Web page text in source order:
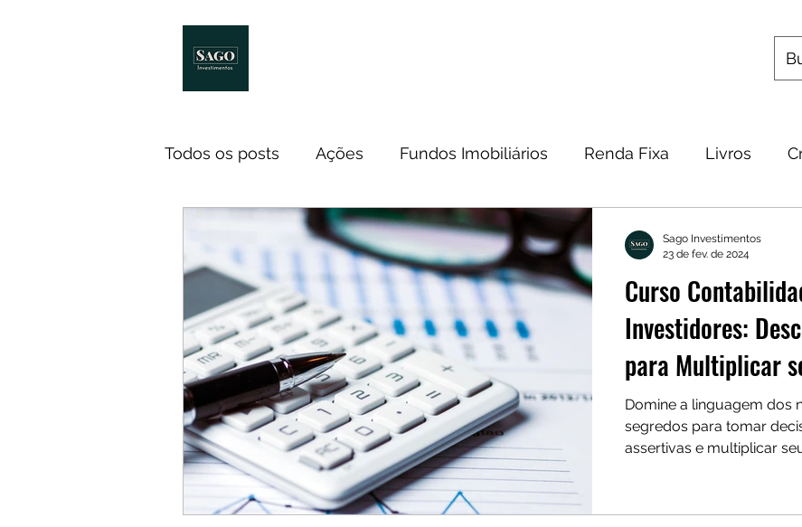
Todos os posts Ações Fundos Imobiliários Renda Fixa Livros
ETF Economia Metais Preciosos
Investidores Frases Dicas Carteira Bitcoin
Curso
Investidores:
para Multiplicar
Domine a linguagem dos
segredos para tomar
assertivas e multiplicar
Sago Investimentos
23 de fev. de 2024